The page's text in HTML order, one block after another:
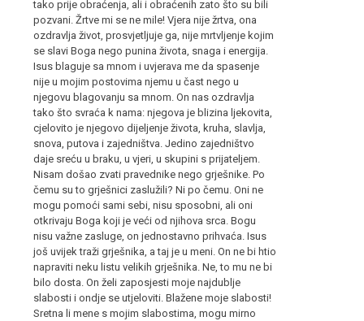
tako prije obraćenja, ali i obraćenih zato što su bili
pozvani. Žrtve mi se ne mile! Vjera nije žrtva, ona
ozdravlja život, prosvjetljuje ga, nije mrtvljenje kojim
se slavi Boga nego punina života, snaga i energija.
Isus blaguje sa mnom i uvjerava me da spasenje
nije u mojim postovima njemu u čast nego u
njegovu blagovanju sa mnom. On nas ozdravlja
tako što svraća k nama: njegova je blizina ljekovita,
cjelovito je njegovo dijeljenje života, kruha, slavlja,
snova, putova i zajedništva. Jedino zajedništvo
daje sreću u braku, u vjeri, u skupini s prijateljem.
Nisam došao zvati pravednike nego grješnike. Po
čemu su to grješnici zaslužili? Ni po čemu. Oni ne
mogu pomoći sami sebi, nisu sposobni, ali oni
otkrivaju Boga koji je veći od njihova srca. Bogu
nisu važne zasluge, on jednostavno prihvaća. Isus
još uvijek traži grješnika, a taj je u meni. On ne bi htio
napraviti neku listu velikih grješnika. Ne, to mu ne bi
bilo dosta. On želi zaposjesti moje najdublje
slabosti i ondje se utjeloviti. Blažene moje slabosti!
Sretna li mene s mojim slabostima, mogu mirno